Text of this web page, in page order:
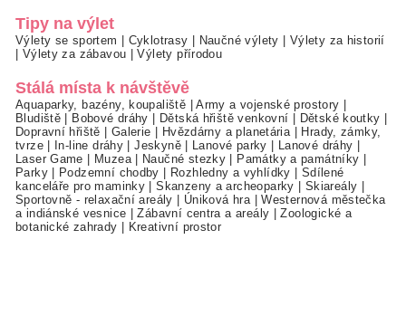
Tipy na výlet
Výlety se sportem Cyklotrasy Naučné výlety
Výlety za historií
Výlety za zábavou |Výlety přírodou
Stálá místa k návštěvě
Aquaparky, bazény, koupaliště |Army a vojenské prostory
Bludiště
Bobové dráhy Dětská hřiště venkovní Dětské koutky
Dopravní hřiště
Galerie Hvězdárny a planetária|
Hrady, zámky,
tvrze| In-line dráhy |Jeskyně| Lanové parky Lanové dráhy
Laser Game
Muzea| Naučné stezky Památky a památníky
Parky| Podzemní chodby Rozhledny a vyhlídky
Sdílené
kanceláře pro maminky |Skanzeny a archeoparky Skiareály
Sportovně - relaxační areály
Úniková hra|Westernová městečka
a indiánské vesnice |Zábavní centra a areály |Zoologické a
botanické zahrady
Kreativní prostor